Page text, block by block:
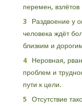
перемен,
Раздвоение у
человека ждёт
близким и
Неровная,
проблем и
пути к цели.
Отсутствие